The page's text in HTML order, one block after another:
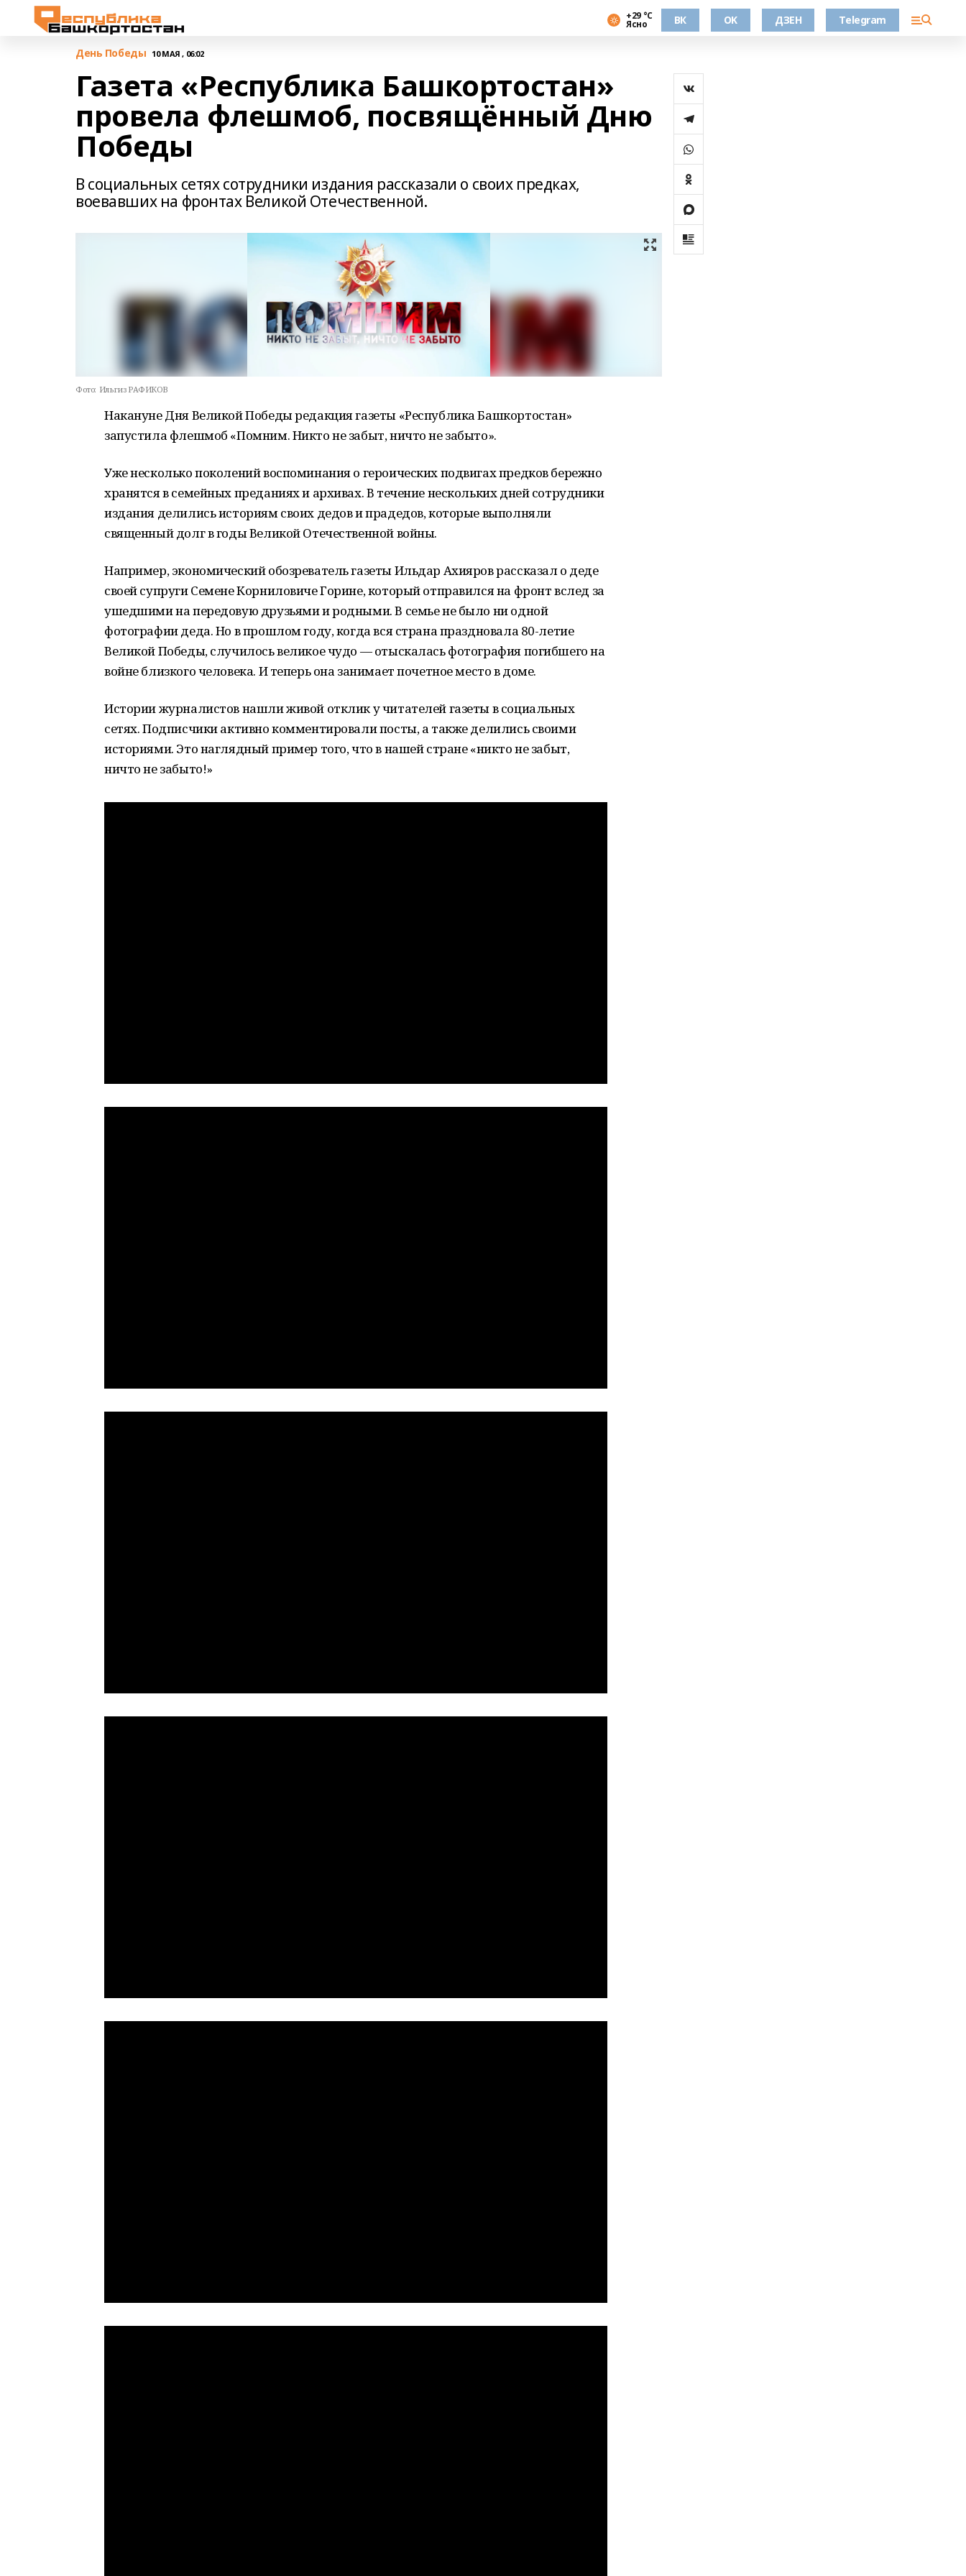
+29 °С
Ясно ВК OK ДЗЕН Telegram
День Победы 10 МАЯ , 06:02
Газета «Республика Башкортостан»
провела флешмоб, посвящённый Дню
Победы
В социальных сетях сотрудники издания рассказали о своих предках,
воевавших на фронтах Великой Отечественной.
Фото: Ильгиз РАФИКОВ
Накануне Дня Великой Победы редакция газеты «Республика Башкортостан»
запустила флешмоб «Помним. Никто не забыт, ничто не забыто».
Уже несколько поколений воспоминания о героических подвигах предков бережно
хранятся в семейных преданиях и архивах. В течение нескольких дней сотрудники
издания делились историям своих дедов и прадедов, которые выполняли
священный долг в годы Великой Отечественной войны.
Например, экономический обозреватель газеты Ильдар Ахияров рассказал о деде
своей супруги Семене Корниловиче Горине, который отправился на фронт вслед за
ушедшими на передовую друзьями и родными. В семье не было ни одной
фотографии деда. Но в прошлом году, когда вся страна праздновала 80-летие
Великой Победы, случилось великое чудо — отыскалась фотография погибшего на
войне близкого человека. И теперь она занимает почетное место в доме.
Истории журналистов нашли живой отклик у читателей газеты в социальных
сетях. Подписчики активно комментировали посты, а также делились своими
историями. Это наглядный пример того, что в нашей стране «никто не забыт,
ничто не забыто!»